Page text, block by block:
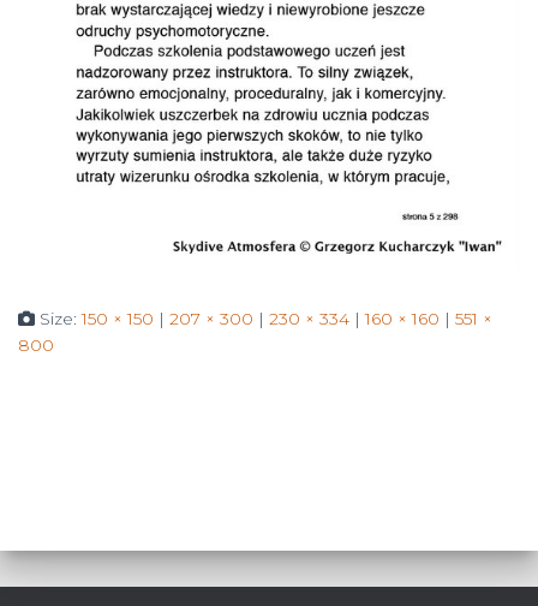
Size:150 × 150 | 207 × 300 | 230 × 334 | 160 × 160 | 551 ×
800